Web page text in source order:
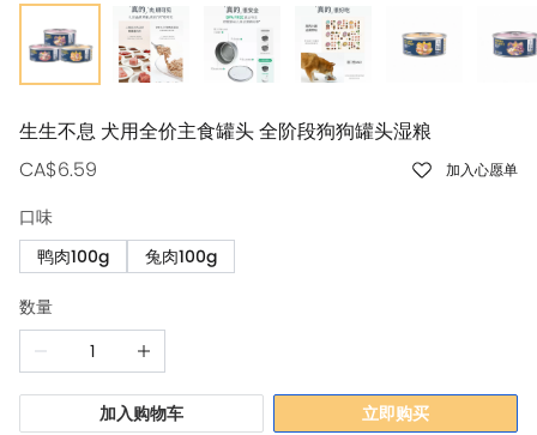
生生不息 犬用全价主食罐头 全阶段狗狗罐头湿粮
CA$6.59
加入心愿单
口味
鸭肉100g
兔肉100g
数量
加入购物车 立即购买